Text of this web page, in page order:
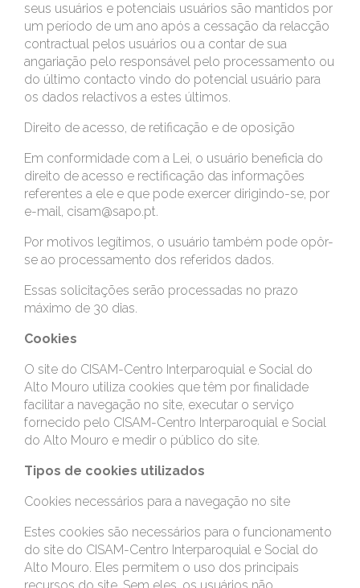
seus usuários e potenciais usuários são mantidos por
um período de um ano após a cessação da relacção
contractual pelos usuários ou a contar de sua
angariação pelo responsável pelo processamento ou
do último contacto vindo do potencial usuário para
os dados relactivos a estes últimos.
Direito de acesso, de retificação e de oposição
Em conformidade com a Lei, o usuário beneficia do
direito de acesso e rectificação das informações
referentes a ele e que pode exercer dirigindo-se, por
e-mail, cisam@sapo.pt.
Por motivos legítimos, o usuário também pode opôr-
se ao processamento dos referidos dados.
Essas solicitações serão processadas no prazo
máximo de 30 dias.
Cookies
O site do CISAM-Centro Interparoquial e Social do
Alto Mouro utiliza cookies que têm por finalidade
facilitar a navegação no site, executar o serviço
fornecido pelo CISAM-Centro Interparoquial e Social
do Alto Mouro e medir o público do site.
Tipos de cookies utilizados
Cookies necessários para a navegação no site
Estes cookies são necessários para o funcionamento
do site do CISAM-Centro Interparoquial e Social do
Alto Mouro. Eles permitem o uso dos principais